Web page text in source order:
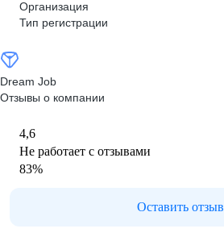
Организация
Тип регистрации
Dream Job
Отзывы о компании
4,6
Не работает с отзывами
83%
Оставить отзыв